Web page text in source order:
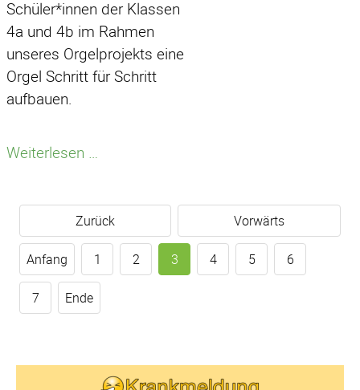
Schüler*innen der Klassen
4a und 4b im Rahmen
unseres Orgelprojekts eine
Orgel Schritt für Schritt
aufbauen.
Weiterlesen …
4.
Klassen
Zurück Vorwärts
Anfang 1 2 3 4 5 6
7 Ende